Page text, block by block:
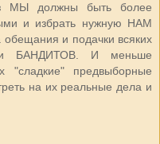
МЫ должны быть более
и избрать нужную НАМ
и подачки всяких
БАНДИТОВ. И меньше
предвыборные
на их реальные дела и